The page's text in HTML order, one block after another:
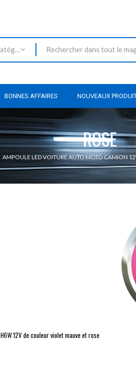
Toutes les catégories
BONNES AFFAIRES NOUVEAUX
ROSE
AMPOULE LED VOITURE AUTO MOTO CAMION
H6W12V de couleur violet mauve et rose